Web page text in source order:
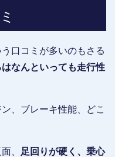
口コミが多いのもさる
なんといっても走行性
、ブレーキ性能、どこ
、
足回りが硬く、乗心